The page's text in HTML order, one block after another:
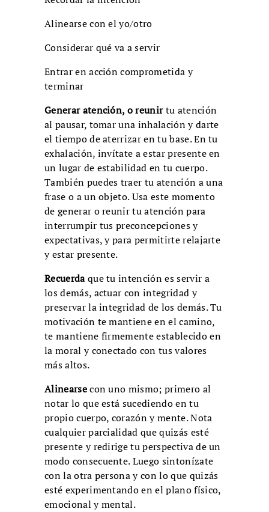
Alinearse con el yo/otro
Considerar qué va a servir
Entrar en acción comprometida y
terminar
Generar atención, o reunirtu atención
al pausar, tomar una inhalación y darte
el tiempo de aterrizar en tu base. En tu
exhalación, invítate a estar presente en
un lugar de estabilidad en tu cuerpo.
También puedes traer tu atención a una
frase o a un objeto. Usa este momento
de generar o reunir tu atención para
interrumpir tus preconcepciones y
expectativas, y para permitirte relajarte
y estar presente.
Recuerdaque tu intención es servir a
los demás, actuar con integridad y
preservar la integridad de los demás. Tu
motivación te mantiene en el camino,
te mantiene firmemente establecido en
la moral y conectado con tus valores
más altos.
Alinearsecon uno mismo; primero al
notar lo que está sucediendo en tu
propio cuerpo, corazón y mente. Nota
cualquier parcialidad que quizás esté
presente y redirige tu perspectiva de un
modo consecuente. Luego sintonízate
con la otra persona y con lo que quizás
esté experimentando en el plano físico,
emocional y mental.